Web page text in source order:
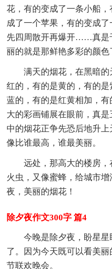
花，有的变成了一条小船
成了一个苹果，有的变成
先四周散开再爆开……真是
丽的就是那鲜艳多彩的颜色
满天的烟花，在黑暗
红的，有的是黄的，有的
蓝的，有的是红黄相加，
大的彩画铺展在眼前，真
中的烟花正争先恐后地升
像比谁最高，谁最美丽。
远处，那高大的楼房
火虫，又像蜜蜂，给城市
夜，美丽的烟花！
除夕夜作文300字 篇4
今晚是除夕夜，盼星
了。因为今天既可以看美
节联欢晚会。